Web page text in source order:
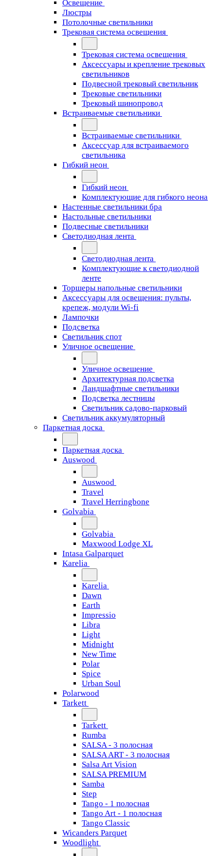
Освещение
Люстры
Потолочные светильники
Трековая система освещения
Трековая система освещения
Аксессуары и крепление трековых
светильников
Подвесной трековый светильник
Трековые светильники
Трековый шинопровод
Встраиваемые светильники
Встраиваемые светильники
Аксессуар для встраиваемого
светильника
Гибкий неон
Гибкий неон
Комплектующие для гибкого неона
Настенные светильники бра
Настольные светильники
Подвесные светильники
Светодиодная лента
Светодиодная лента
Комплектующие к светодиодной
ленте
Торшеры напольные светильники
Аксессуары для освещения: пульты,
крепеж, модули Wi-fi
Лампочки
Подсветка
Светильник спот
Уличное освещение
Уличное освещение
Архитектурная подсветка
Ландшафтные светильники
Подсветка лестницы
Светильник садово-парковый
Светильник аккумуляторный
Паркетная доска
Паркетная доска
Auswood
Auswood
Travel
Travel Herringbone
Golvabia
Golvabia
Maxwood Lodge XL
Intasa Galparquet
Karelia
Karelia
Dawn
Earth
Impressio
Libra
Light
Midnight
New Time
Polar
Spice
Urban Soul
Polarwood
Tarkett
Tarkett
Rumba
SALSA - 3 полосная
SALSA ART - 3 полосная
Salsa Art Vision
SALSA PREMIUM
Samba
Step
Tango - 1 полосная
Tango Art - 1 полосная
Tango Classiс
Wicanders Parquet
Woodlight